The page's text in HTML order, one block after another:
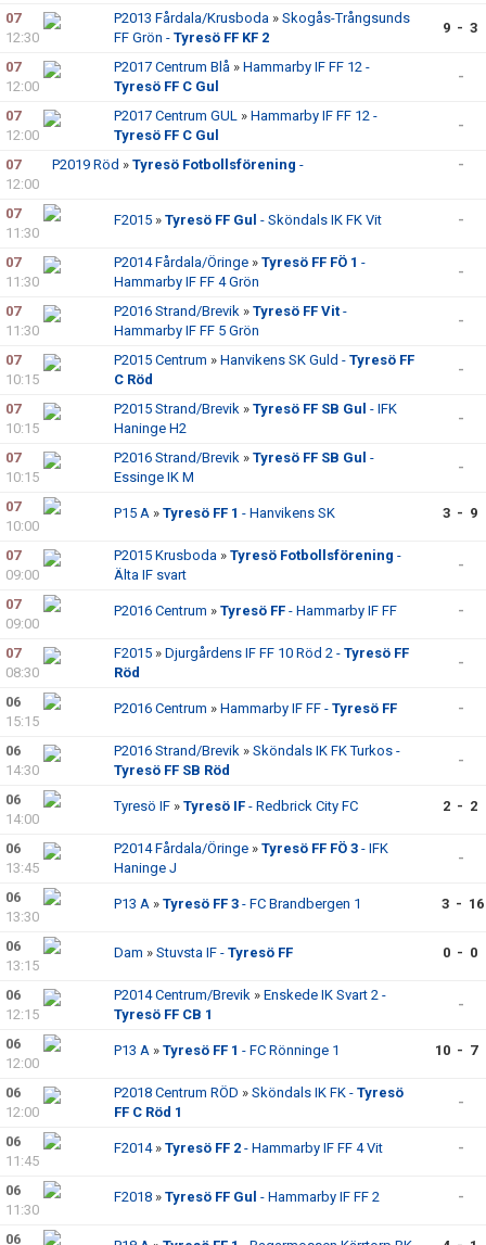
07
12:30
P2013 Fårdala/Krusboda » Skogås-Trångsunds
FF Grön - Tyresö FF KF 2
9 - 3
07
12:00
P2017 Centrum Blå » Hammarby IF FF 12 -
Tyresö FF C Gul
-
07
12:00
P2017 Centrum GUL » Hammarby IF FF 12 -
Tyresö FF C Gul
-
07
12:00
P2019 Röd » Tyresö Fotbollsförening - -
07
11:30
F2015 » Tyresö FF Gul - Sköndals IK FK Vit -
07
11:30
P2014 Fårdala/Öringe » Tyresö FF FÖ 1 -
Hammarby IF FF 4 Grön
-
07
11:30
P2016 Strand/Brevik » Tyresö FF Vit -
Hammarby IF FF 5 Grön
-
07
10:15
P2015 Centrum » Hanvikens SK Guld - Tyresö FF
C Röd
-
07
10:15
P2015 Strand/Brevik » Tyresö FF SB Gul - IFK
Haninge H2
-
07
10:15
P2016 Strand/Brevik » Tyresö FF SB Gul -
Essinge IK M
-
07
10:00
P15 A » Tyresö FF 1 - Hanvikens SK 3 - 9
07
09:00
P2015 Krusboda » Tyresö Fotbollsförening -
Älta IF svart
-
07
09:00
P2016 Centrum » Tyresö FF - Hammarby IF FF -
07
08:30
F2015 » Djurgårdens IF FF 10 Röd 2 - Tyresö FF
Röd
-
06
15:15
P2016 Centrum » Hammarby IF FF - Tyresö FF -
06
14:30
P2016 Strand/Brevik » Sköndals IK FK Turkos -
Tyresö FF SB Röd
-
06
14:00
Tyresö IF » Tyresö IF - Redbrick City FC 2 - 2
06
13:45
P2014 Fårdala/Öringe » Tyresö FF FÖ 3 - IFK
Haninge J
-
06
13:30
P13 A » Tyresö FF 3 - FC Brandbergen 1 3 - 16
06
13:15
Dam » Stuvsta IF - Tyresö FF 0 - 0
06
12:15
P2014 Centrum/Brevik » Enskede IK Svart 2 -
Tyresö FF CB 1
-
06
12:00
P13 A » Tyresö FF 1 - FC Rönninge 1 10 - 7
06
12:00
P2018 Centrum RÖD » Sköndals IK FK - Tyresö
FF C Röd 1
-
06
11:45
F2014» Tyresö FF 2 - Hammarby IF FF 4 Vit -
06
11:30
F2018 » Tyresö FF Gul - Hammarby IF FF 2 -
06